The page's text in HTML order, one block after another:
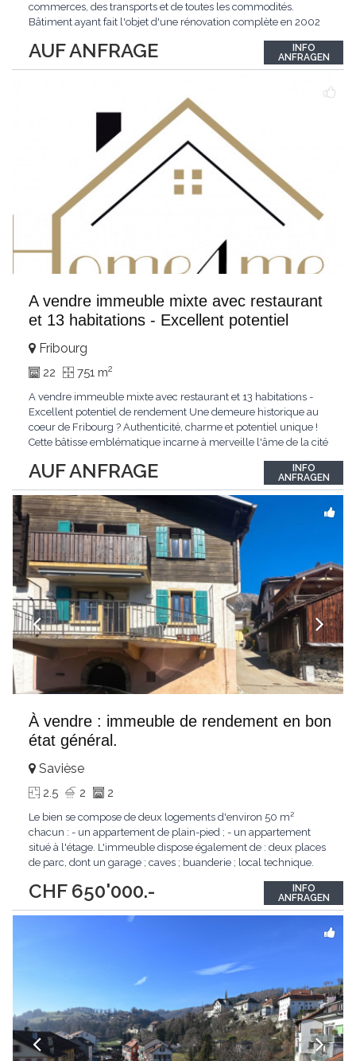
AUF ANFRAGE
commerces, des transports et de toutes les commodités.
Bâtiment ayant fait l'objet d'une rénovation complète en 2002
chauffage, électricité, aménagements intérieurs), avec des
travaux de renforcement structurel réalisés...
INFO
ANFRAGEN
A vendre immeuble mixte avec restaurant
et 13 habitations - Excellent potentiel
AUF ANFRAGE
Fribourg
22 751 m2
A vendre immeuble mixte avec restaurant et 13 habitations -
Excellent potentiel de rendement Une demeure historique au
coeur de Fribourg ? Authenticité, charme et potentiel unique !
Cette bâtisse emblématique incarne à merveille l'âme de la cité
avec finesse le charme du passé et le confort d'aujourd'hui.
Nichée au coeur...
INFO
ANFRAGEN
À vendre : immeuble de rendement en bon
état général.
CHF 650'000.-
Savièse
2.5 2 2
Le bien se compose de deux logements d'environ 50 m²
chacun : - un appartement de plain-pied ; - un appartement
situé à l'étage. L'immeuble dispose également de : deux places
de parc, dont un garage ; caves ; buanderie ; local technique.
logement situé à l'étage, avec notamment la réfection du
carrelage. État locatif potentiel...
INFO
ANFRAGEN